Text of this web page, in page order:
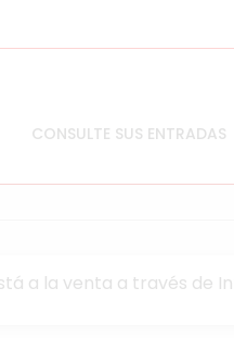
CONSULTE SUS ENTRADAS
a la venta a través de